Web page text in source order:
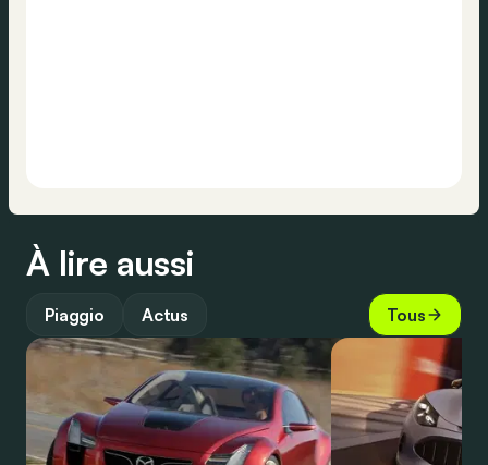
À lire aussi
Piaggio Actus Tous